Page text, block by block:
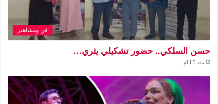
فن ومشاهير
حسن السلكي.. حضور تشكيلي يثري…
منذ 5 أيام